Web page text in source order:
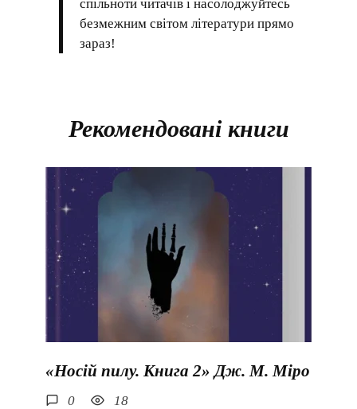
спільноти читачів і насолоджуйтесь
безмежним світом літератури прямо
зараз!
Рекомендовані книги
«Носій пилу. Книга 2» Дж. М. Міро
0 18